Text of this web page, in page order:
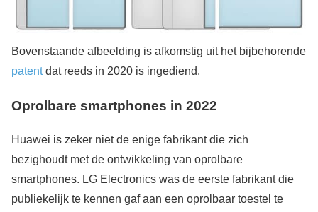
Bovenstaande afbeelding is afkomstig uit het bijbehorende
patentdat reeds in 2020 is ingediend.
Oprolbare smartphones in 2022
Huawei is zeker niet de enige fabrikant die zich
bezighoudt met de ontwikkeling van oprolbare
smartphones. LG Electronics was de eerste fabrikant die
publiekelijk te kennen gaf aan een oprolbaar toestel te